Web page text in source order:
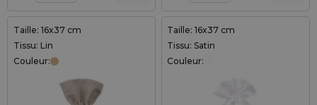
Taille: 16x37 cm
Tissu: Lin
Couleur:
Taille: 16x37 cm
Tissu: Satin
Couleur: